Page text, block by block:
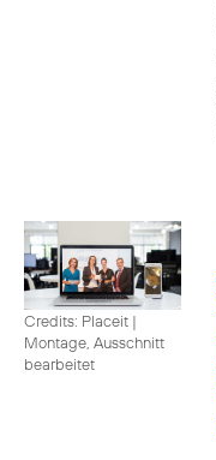
Credits: Placeit |
Montage, Ausschnitt
bearbeitet